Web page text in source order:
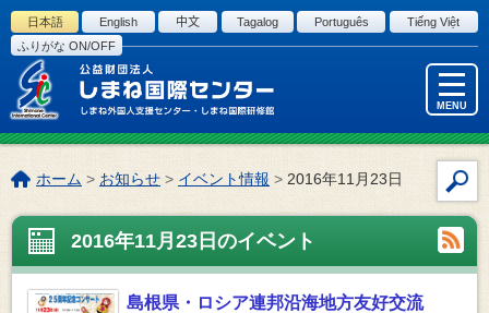
このページの本文へ
日本語 English 中文 Tagalog Português
Tiếng Việt
ふりがな ON/OFF
MENU
イ
ト
内
こ
の
ペ
ジ
ホーム> お知らせ> イベント情報 >2016年11月23日
2016年11月23日のイベント
島根県・ロシア連邦沿海地方友好交流